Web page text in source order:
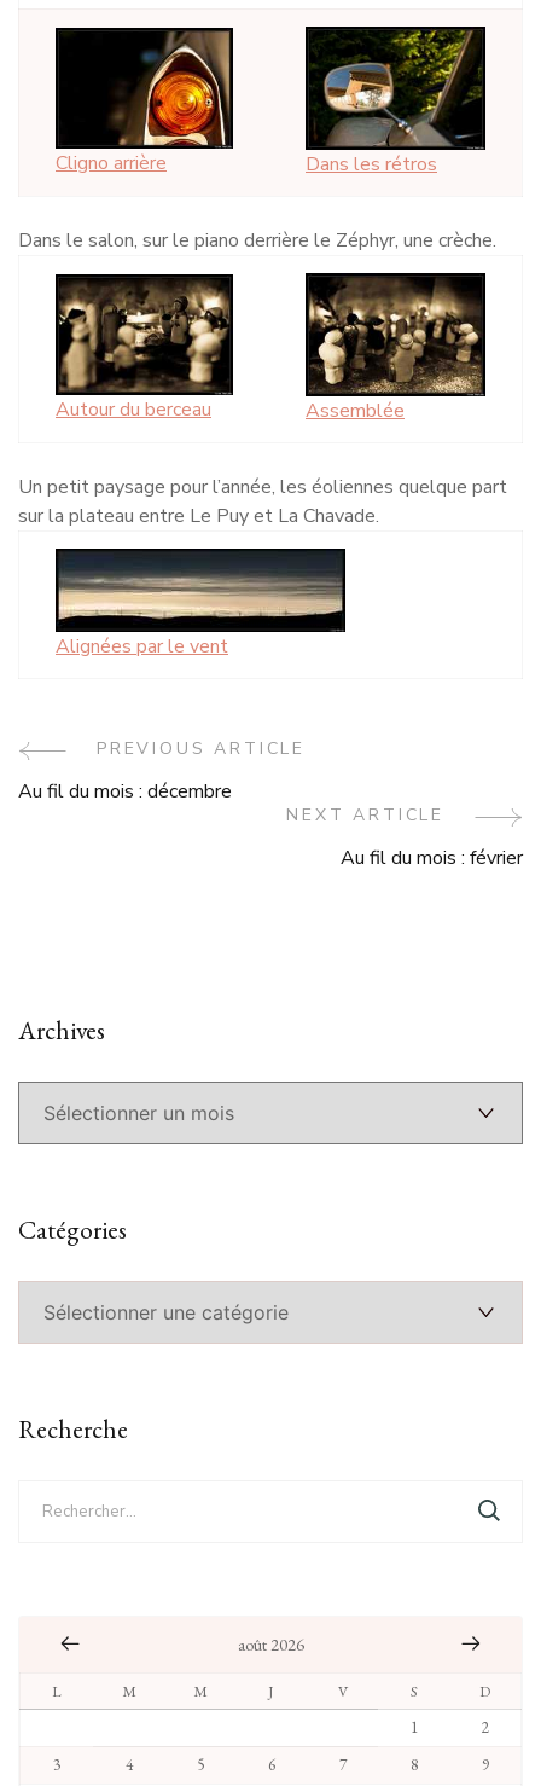
Cligno arrière Dans les rétros
Dans le salon, sur le piano derrière le Zéphyr, une crèche.
Autour du berceau Assemblée
Un petit paysage pour l’année, les éoliennes quelque part
sur la plateau entre Le Puy et La Chavade.
Alignées par le vent
Post
PREVIOUS ARTICLE
Au fil du mois : décembre
NEXT ARTICLE
Au fil du mois : février
Archives
Catégories
Recherche
août 2026
L M M J V S
D
1
2
3
4 5 6 7 8 9